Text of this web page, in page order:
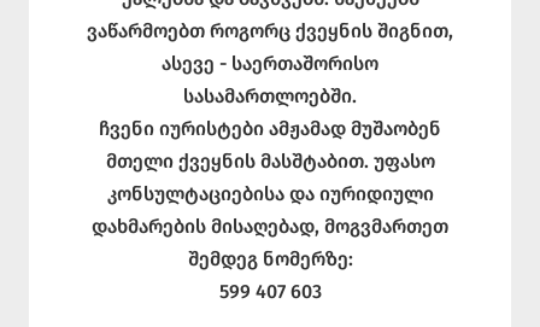
ვაწარმოებთ როგორც ქვეყნის შიგნით,
ასევე - საერთაშორისო
სასამართლოებში.
ჩვენი იურისტები ამჟამად მუშაობენ
მთელი ქვეყნის მასშტაბით. უფასო
კონსულტაციებისა და იურიდიული
დახმარების მისაღებად, მოგვმართეთ
შემდეგ ნომერზე:
599 407 603